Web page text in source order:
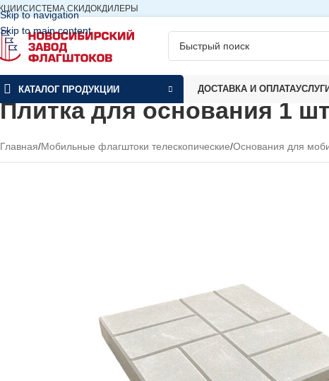
Skip to navigation
Skip to main content
СИСТЕМА СКИДОКДИЛЕРЫ
КАТАЛОГ ПРОДУКЦИИ ДОСТАВКА И ОПЛАТАУСЛУГИ
Плитка для основания 1
Главная/Мобильные флагштоки телескопические/Основания для